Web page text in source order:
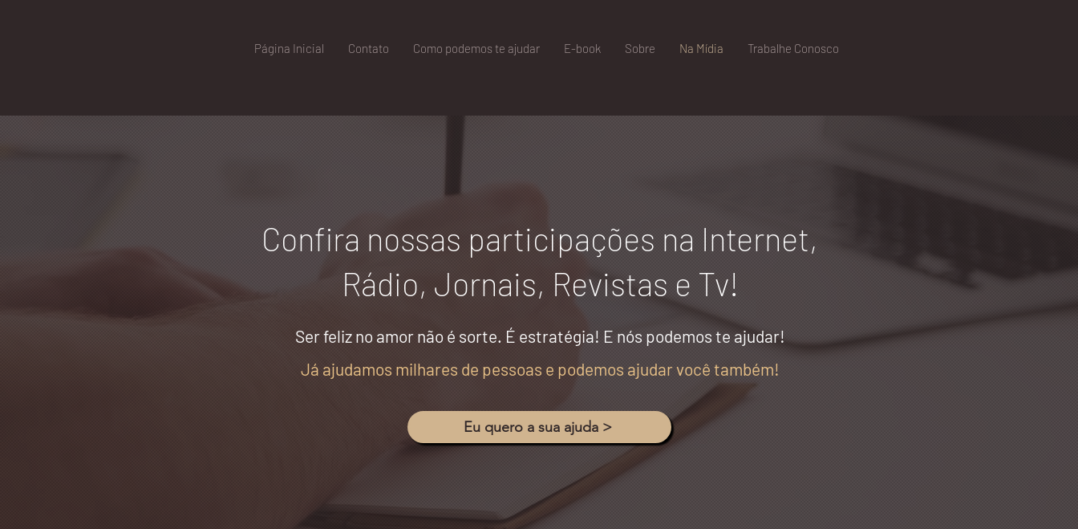
Página Inicial Contato Como podemos te ajudar E-book Sobre Na Mídia Trabalhe Conosco
Confira nossas participações na Internet,
Rádio, Jornais, Revistas e Tv!
Ser feliz no amor não é sorte. É estratégia! E nós podemos te ajudar!
Já ajudamos milhares de pessoas e podemos ajudar você também!
Eu quero a sua ajuda >